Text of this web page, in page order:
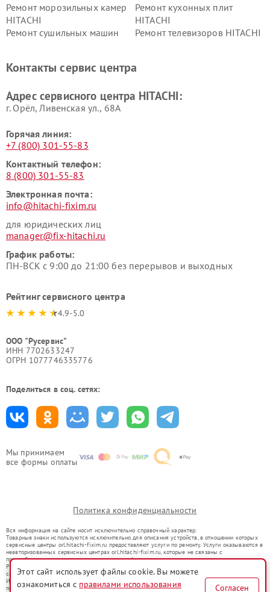
Мы принимаем
все формы оплаты
Ремонт морозильных камер
HITACHI
Ремонт кухонных плит
HITACHI
Ремонт сушильных машин
Ремонт телевизоров HITACHI
данных HITACHI
HITACHI
HITACHI
HITACHI
Контакты сервис центра
Адрес сервисного центра HITACHI:
г. Орёл, Ливенская ул., 68А
Горячая линия:
+7 (800) 301-55-83
Контактный телефон:
8 (800) 301-55-83
Электронная почта:
info@hitachi-fixim.ru
для юридических лиц
manager@fix-hitachi.ru
График работы:
ПН-ВСК с 9:00 до 21:00 без перерывов и выходных
Рейтинг сервисного центра
4.9-5.0
ООО "Русервис"
ИНН 7702633247
ОГРН 1077746335776
Поделиться в соц. сетях:
Политика конфиденциальности
Вся информация на сайте носит исключительно справочный характер.
Товарные знаки используются исключительно для описания устройств, в отношении которых
сервисные центры orl.hitachi-fixim.ru предоставляют услуги по ремонту. Услуги оказываются в
неавторизованных сервисных центрах orl.hitachi-fixim.ru, которые не связаны с
правообладателями товарных знаков или их официальными представителями.
Ремонт осуществляется для устройств, уже введенных в гражданский оборот в соответствии
со статьей 1487 ГК РФ.
Использование товарных знаков не преследует цели индивидуализации услуг или введения
потребителей в заблуждение, а служит для информирования о предоставляемых услугах по
Этот сайт использует файлы cookie. Вы можете
ознакомиться с правилами использования
Согласен